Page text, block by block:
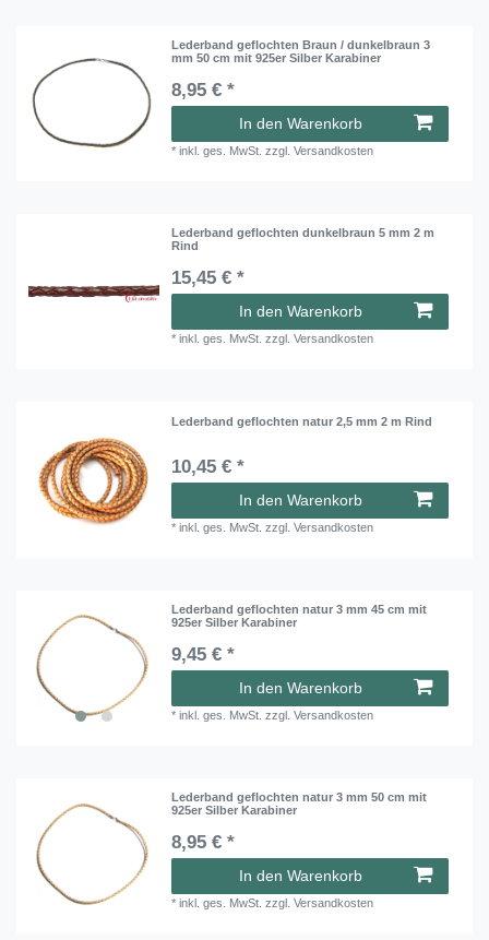
Lederband geflochten Braun / dunkelbraun 3
mm 50 cm mit 925er Silber Karabiner
8,95 € *
In den Warenkorb
*inkl. ges. MwSt. zzgl.Versandkosten
Lederband geflochten dunkelbraun 5 mm 2 m
Rind
15,45 € *
In den Warenkorb
*inkl. ges. MwSt. zzgl.Versandkosten
Lederband geflochten natur 2,5 mm 2 m Rind
10,45 € *
In den Warenkorb
*inkl. ges. MwSt. zzgl.Versandkosten
Lederband geflochten natur 3 mm 45 cm mit
925er Silber Karabiner
9,45 € *
In den Warenkorb
*inkl. ges. MwSt. zzgl.Versandkosten
Lederband geflochten natur 3 mm 50 cm mit
925er Silber Karabiner
8,95 € *
In den Warenkorb
*inkl. ges. MwSt. zzgl.Versandkosten